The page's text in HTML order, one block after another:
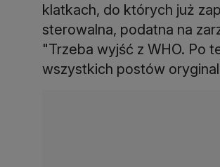
klatkach, do których już
sterowalna, podatna na
"Trzeba wyjść z WHO. Po
wszystkich postów